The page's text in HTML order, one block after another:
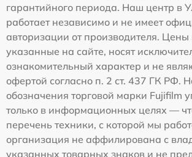
гарантийного периода. Наш центр в
работает независимо и не имеет
авторизации от производителя. Цены
указанные на сайте, носят
ознакомительный характер и не
офертой согласно п. 2 ст. 437 ГК РФ.
обозначения торговой марки Fujifilm
только в информационных целях —
перечень техники, с которой мы
организация не аффилирована с
указанных товарных знаков и не